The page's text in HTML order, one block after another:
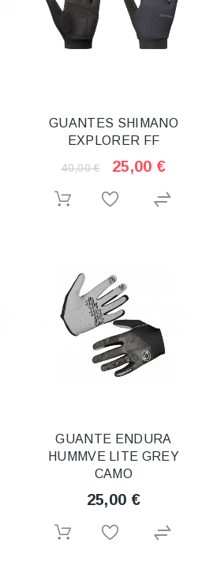
GUANTES SHIMANO
EXPLORER FF
40,00 € 25,00 €
GUANTE ENDURA
HUMMVE LITE GREY
CAMO
25,00 €